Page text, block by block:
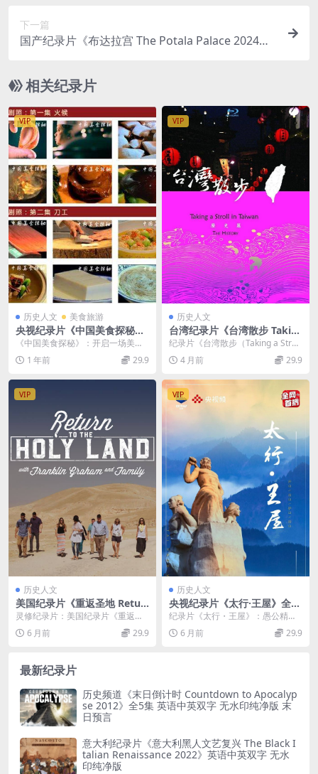
下一篇
国产纪录片《布达拉宫 The Potala Palace 2024》
宫
相关纪录片
VIP
历史人文 美食旅游
央视纪录片《中国美食探秘》
全7集 国语中字 高清/MP4/1G
《中国美食探秘》：开启一场美食
文化的深度之旅 《中国美食探秘》
是一部极具魅力的系...
1 年前 29.9
VIP
历史人文
台湾纪录片《台湾散步 Takin
g a Stroll in Taiwan 2009》
国语中字 高清/MP4/1.1G 台
湾人文风貌
纪录片《台湾散步（Taking a Stroll
in Taiwan）2009》...
4 月前 29.9
VIP
历史人文
美国纪录片《重返圣地 Retur
n to the Holy Land 2018》
英语中英双字 官方纯净版 108
0P/MKV/1.91G 灵修纪录片
灵修纪录片：美国纪录片《重返圣
地Return to the Holy Land ...
6 月前 29.9
VIP
历史人文
央视纪录片《太行·王屋》全4
集 国语中字 1080P/TS/6.32G
愚公移山精神
纪录片《太行・王屋》：愚公精神
的时代回响，在山水之间见证中国
奋进 央视推出的《太...
6 月前 29.9
最新纪录片
历史频道《末日倒计时 Countdown to Apocalyp
se 2012》全5集 英语中英双字 无水印纯净版 末
日预言
意大利纪录片《意大利黑人文艺复兴 The Black I
talian Renaissance 2022》英语中英双字 无水
印纯净版